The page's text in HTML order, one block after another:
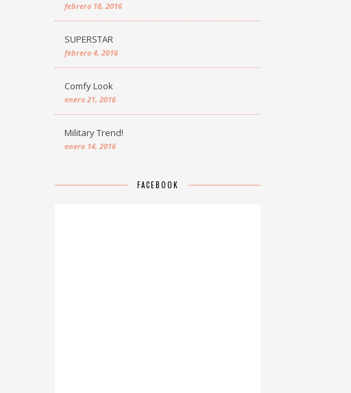
febrero 18, 2016
SUPERSTAR
febrero 4, 2016
Comfy Look
enero 21, 2016
Military Trend!
enero 14, 2016
FACEBOOK